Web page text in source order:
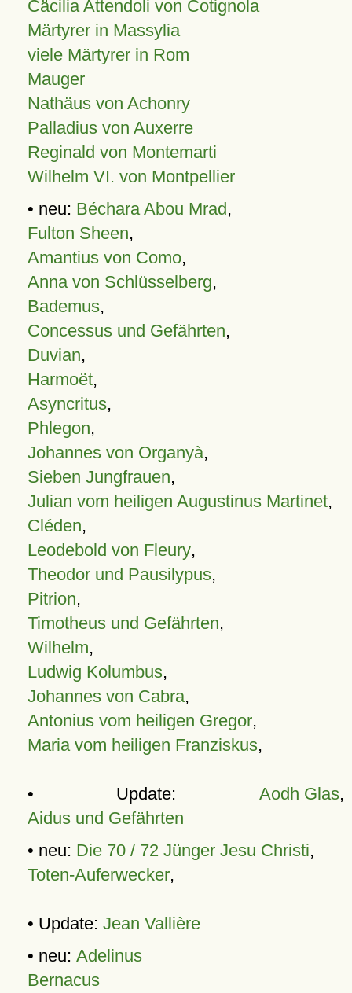
Cäcilia Attendoli von Cotignola
Märtyrer in Massylia
viele Märtyrer in Rom
Mauger
Nathäus von Achonry
Palladius von Auxerre
Reginald von Montemarti
Wilhelm VI. von Montpellier
• neu: Béchara Abou Mrad,
Fulton Sheen,
Amantius von Como,
Anna von Schlüsselberg,
Bademus,
Concessus und Gefährten,
Duvian,
Harmoët,
Asyncritus,
Phlegon,
Johannes von Organyà,
Sieben Jungfrauen,
Julian vom heiligen Augustinus Martinet,
Cléden,
Leodebold von Fleury,
Theodor und Pausilypus,
Pitrion,
Timotheus und Gefährten,
Wilhelm,
Ludwig Kolumbus,
Johannes von Cabra,
Antonius vom heiligen Gregor,
Maria vom heiligen Franziskus,
• Update: Aodh Glas,
Aidus und Gefährten
• neu: Die 70 / 72 Jünger Jesu Christi,
Toten-Auferwecker,
• Update: Jean Vallière
• neu: Adelinus
Bernacus